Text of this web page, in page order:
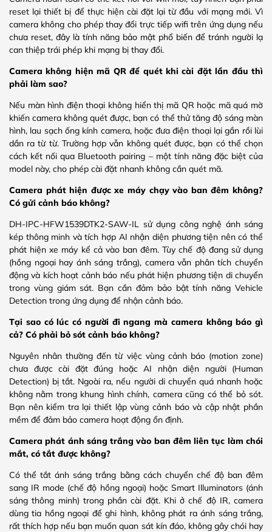
reset lại thiết bị để thực hiện cài đặt lại từ đầu với mạng mới. Vì
camera không cho phép thay đổi trực tiếp wifi trên ứng dụng nếu
chưa reset, đây là tính năng bảo mật phổ biến để tránh người lạ
can thiệp trái phép khi mạng bị thay đổi.
Camera không hiện mã QR để quét khi cài đặt lần đầu thì
phải làm sao?
Nếu màn hình điện thoại không hiển thị mã QR hoặc mã quá mờ
khiến camera không quét được, bạn có thể thử tăng độ sáng màn
hình, lau sạch ống kính camera, hoặc đưa điện thoại lại gần rồi lùi
dần ra từ từ. Trường hợp vẫn không quét được, bạn có thể chọn
cách kết nối qua Bluetooth pairing – một tính năng đặc biệt của
model này, cho phép cài đặt nhanh không cần quét mã.
Camera phát hiện được xe máy chạy vào ban đêm không?
Có gửi cảnh báo không?
DH-IPC-HFW1539DTK2-SAW-IL sử dụng công nghệ ánh sáng
kép thông minh và tích hợp AI nhận diện phương tiện nên có thể
phát hiện xe máy kể cả vào ban đêm. Tùy chế độ đang sử dụng
(hồng ngoại hay ánh sáng trắng), camera vẫn phân tích chuyển
động và kích hoạt cảnh báo nếu phát hiện phương tiện di chuyển
trong vùng giám sát. Bạn cần đảm bảo bật tính năng Vehicle
Detection trong ứng dụng để nhận cảnh báo.
Tại sao có lúc có người đi ngang mà camera không báo gì
cả? Có phải bỏ sót cảnh báo không?
Nguyên nhân thường đến từ việc vùng cảnh báo (motion zone)
chưa được cài đặt đúng hoặc AI nhận diện người (Human
Detection) bị tắt. Ngoài ra, nếu người di chuyển quá nhanh hoặc
không nằm trong khung hình chính, camera cũng có thể bỏ sót.
Bạn nên kiểm tra lại thiết lập vùng cảnh báo và cập nhật phần
mềm để đảm bảo camera hoạt động ổn định.
Camera phát ánh sáng trắng vào ban đêm liên tục làm chói
mắt, có tắt được không?
Có thể tắt ánh sáng trắng bằng cách chuyển chế độ ban đêm
sang IR mode (chế độ hồng ngoại) hoặc Smart Illuminators (ánh
sáng thông minh) trong phần cài đặt. Khi ở chế độ IR, camera
dùng tia hồng ngoại để ghi hình, không phát ra ánh sáng trắng,
rất thích hợp nếu bạn muốn quan sát kín đáo, không gây chói hay